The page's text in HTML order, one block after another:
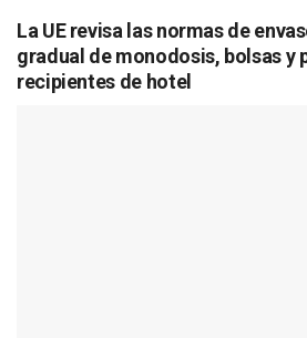
La UE revisa las normas de
gradual de monodosis, bolsas y
recipientes de hotel